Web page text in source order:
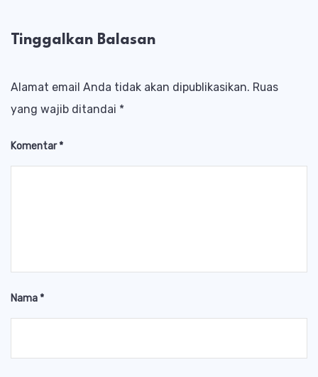
Tinggalkan Balasan
Alamat email Anda tidak akan dipublikasikan. Ruas
yang wajib ditandai *
Komentar*
Nama*